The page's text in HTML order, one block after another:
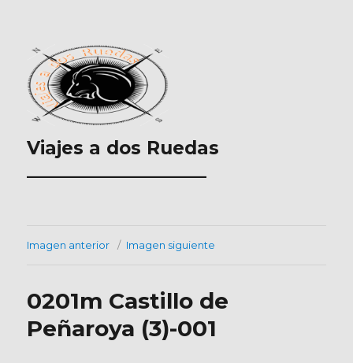
Viajes a dos Ruedas
___________________
Imagen anterior Imagen siguiente
0201m Castillo de
Peñaroya (3)-001